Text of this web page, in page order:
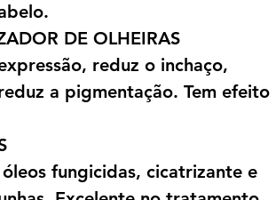
DE OLHEIRAS
reduz o inchaço,
a pigmentação. Tem efeito
fungicidas, cicatrizante e